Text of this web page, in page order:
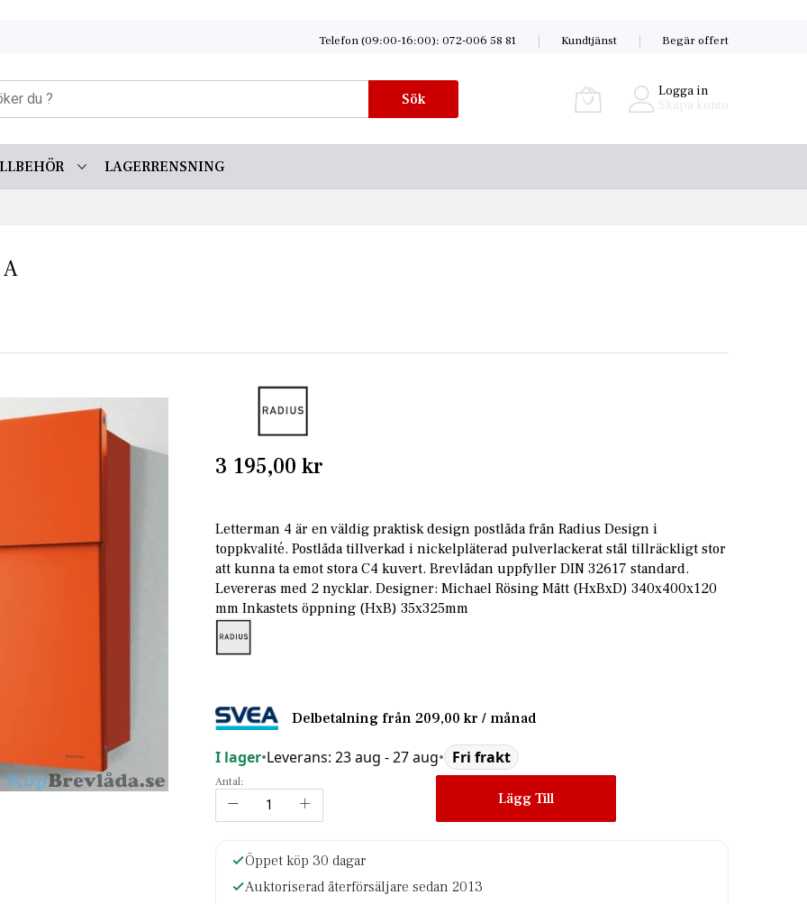
Telefon (09:00-16:00): 072-006 58 81 Kundtjänst Begär offert
Sök
Logga in
LAGERRENSNING
3 195,00 kr
Letterman 4 är en väldig praktisk design postlåda från Radius Design i
toppkvalité. Postlåda tillverkad i nickelpläterad pulverlackerat stål tillräckligt stor
att kunna ta emot stora C4 kuvert. Brevlådan uppfyller DIN 32617 standard.
Levereras med 2 nycklar. Designer: Michael Rösing Mått (HxBxD) 340x400x120
mm Inkastets öppning (HxB) 35x325mm
Delbetalning från 209,00 kr / månad
I lager•Leverans: 23 aug - 27 aug• Fri frakt
Antal:
Lägg Till
Öppet köp 30 dagar
Auktoriserad återförsäljare sedan 2013